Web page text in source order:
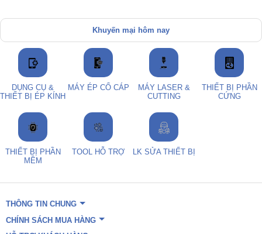
Khuyến mại hôm nay
DỤNG CỤ &
THIẾT BỊ ÉP KÍNH
MÁY ÉP CỔ CÁP
MÁY LASER &
CUTTING
THIẾT BỊ PHẦN
CỨNG
THIẾT BỊ PHẦN
MỀM
TOOL HỖ TRỢ LK SỬA THIẾT BỊ
THÔNG TIN CHUNG
CHÍNH SÁCH MUA HÀNG